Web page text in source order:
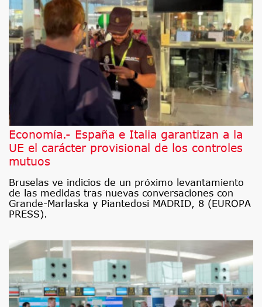
Economía.- España e Italia garantizan a la
UE el carácter provisional de los controles
mutuos
Bruselas ve indicios de un próximo levantamiento
de las medidas tras nuevas conversaciones con
Grande-Marlaska y Piantedosi MADRID, 8 (EUROPA
PRESS).